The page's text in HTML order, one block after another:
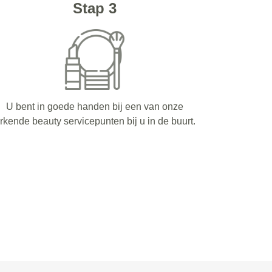
Stap 3
U bent in goede handen bij een van onze
beauty servicepunten bij u in de buurt.